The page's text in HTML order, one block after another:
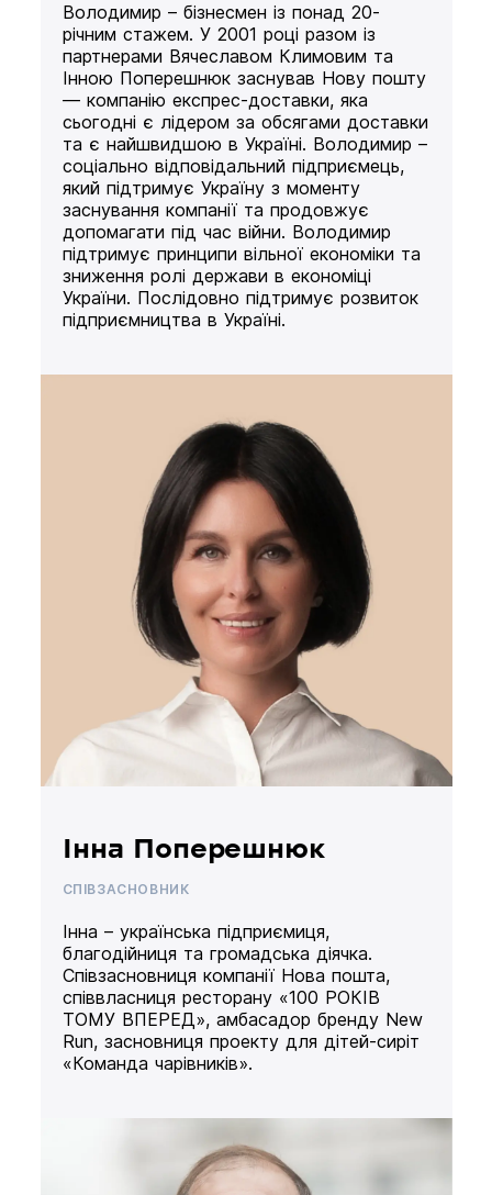
Володимир – бізнесмен із понад 20-
річним стажем. У 2001 році разом із
партнерами Вячеславом Климовим та
Інною Поперешнюк заснував Нову пошту
— компанію експрес-доставки, яка
сьогодні є лідером за обсягами доставки
та є найшвидшою в Україні. Володимир –
соціально відповідальний підприємець,
який підтримує Україну з моменту
заснування компанії та продовжує
допомагати під час війни. Володимир
підтримує принципи вільної економіки та
зниження ролі держави в економіці
України. Послідовно підтримує розвиток
підприємництва в Україні.
Інна Поперешнюк
СПІВЗАСНОВНИК
Інна – українська підприємиця,
благодійниця та громадська діячка.
Співзасновниця компанії Нова пошта,
співвласниця ресторану «100 РОКІВ
ТОМУ ВПЕРЕД», амбасадор бренду New
Run, засновниця проекту для дітей-сиріт
«Команда чарівників».